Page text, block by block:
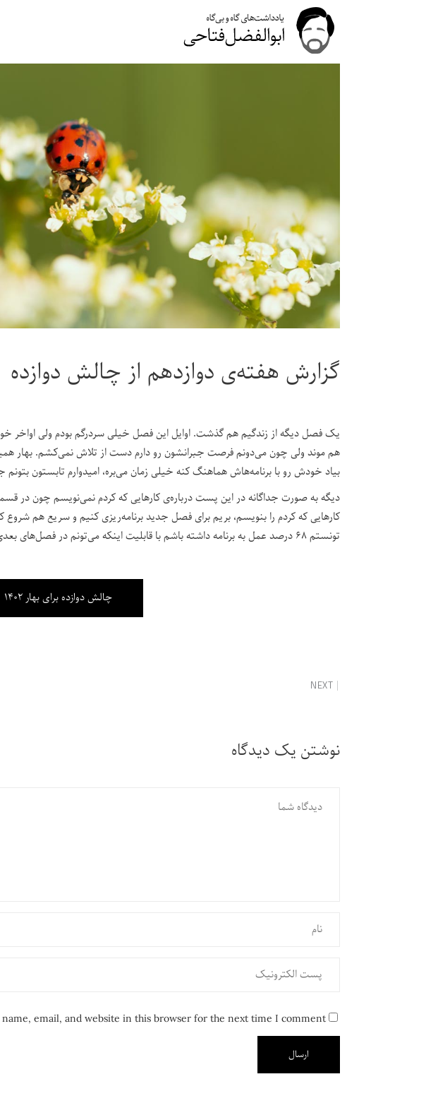
گزارش هفته‌ی دوازدهم از چالش دوازده
یک فصل دیگه از زندگیم هم گذشت. اوایل این فصل خیلی سردرگم بودم ولی اواخر
هم موند ولی چون می‌دونم فرصت جبرانشون رو دارم دست از تلاش نمی‌کشم. بهار
بیاد خودش رو با برنامه‌هاش هماهنگ کنه خیلی زمان می‌بره، امیدوارم تابستون بتونم
کارهایی که کردم را بنویسم، بریم برای فصل جدید برنامه‌ریزی کنیم و سریع هم
تونستم ۶۸ درصد عمل به برنامه داشته باشم با قابلیت اینکه می‌تونم در فصل‌های بعدی جبران کنم و این درصد رو افزایش هم بدم.
چالش دوازده برای بهار ۱۴۰۲
NEXT
نوشتن یک دیدگاه
name, email, and website in this browser for the next time I comment.